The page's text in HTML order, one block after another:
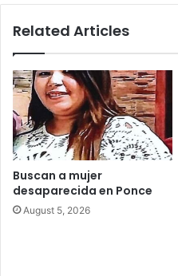
Related Articles
Buscan a mujer
desaparecida en Ponce
August 5, 2026